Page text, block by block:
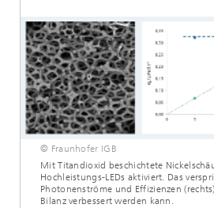
© Fraunhofer IGB
Mit Titandioxid beschichtete
Hochleistungs-LEDs aktiviert. Das
Photonenströme und Effizienzen
Bilanz verbessert werden kann.